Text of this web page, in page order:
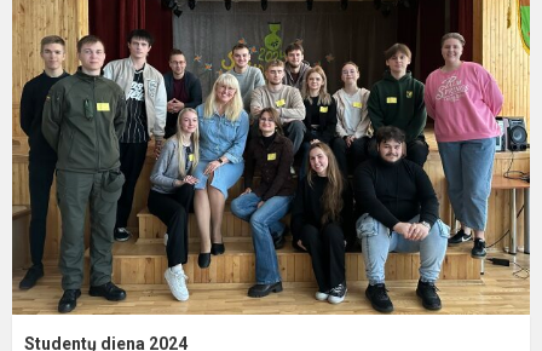
Studentų diena 2024